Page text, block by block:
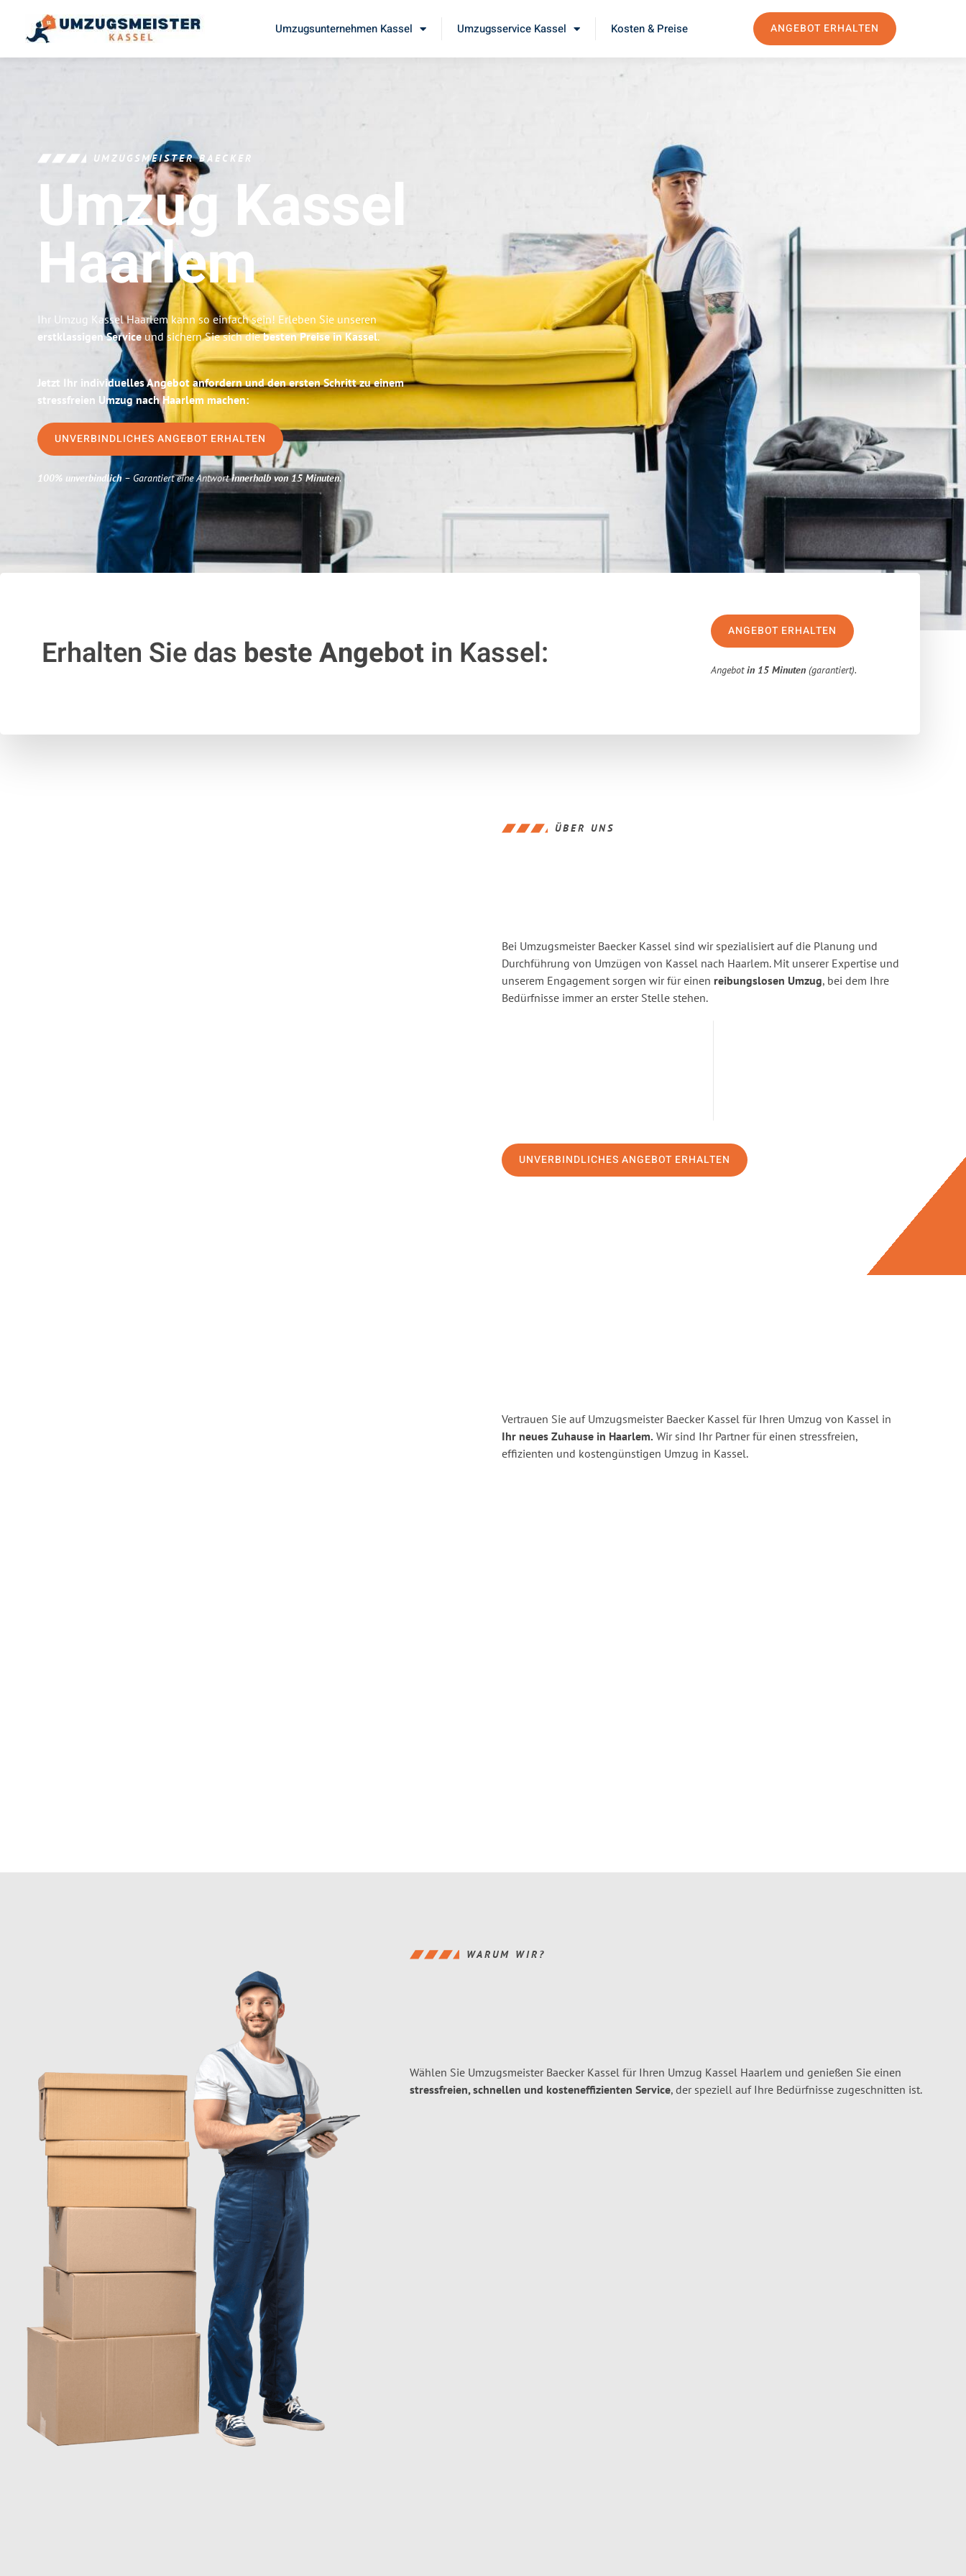
Umzugsunternehmen Kassel Umzugsservice Kassel Kosten & Preise ANGEBOT ERHALTEN
UMZUGSMEISTER BAECKER
Umzug Kassel
Haarlem
Ihr Umzug Kassel Haarlem kann so einfach sein! Erleben Sie unseren
erstklassigen Service und sichern Sie sich diebesten Preise in Kassel.
Jetzt Ihr individuelles Angebot anfordern und den ersten Schritt zu einem
stressfreien Umzug nach Haarlem machen:
UNVERBINDLICHES ANGEBOT ERHALTEN
100% unverbindlich– Garantiert eine Antwortinnerhalb von 15 Minuten.
Erhalten Sie das beste Angebotin Kassel:
ANGEBOT ERHALTEN
Angebotin 15 Minuten (garantiert).
ÜBER UNS
Bei Umzugsmeister Baecker Kassel sind wir spezialisiert auf die Planung und
Durchführung von Umzügen von Kassel nach Haarlem. Mit unserer Expertise und
unserem Engagement sorgen wir für einen reibungslosen Umzug, bei dem Ihre
Bedürfnisse immer an erster Stelle stehen.
UNVERBINDLICHES ANGEBOT ERHALTEN
Vertrauen Sie auf Umzugsmeister Baecker Kassel für Ihren Umzug von Kassel in
Ihr neues Zuhause in Haarlem. Wir sind Ihr Partner für einen stressfreien,
effizienten und kostengünstigen Umzug in Kassel.
WARUM WIR?
Wählen Sie Umzugsmeister Baecker Kassel für Ihren Umzug Kassel Haarlem und genießen Sie einen
stressfreien, schnellen und kosteneffizienten Service, der speziell auf Ihre Bedürfnisse zugeschnitten ist.